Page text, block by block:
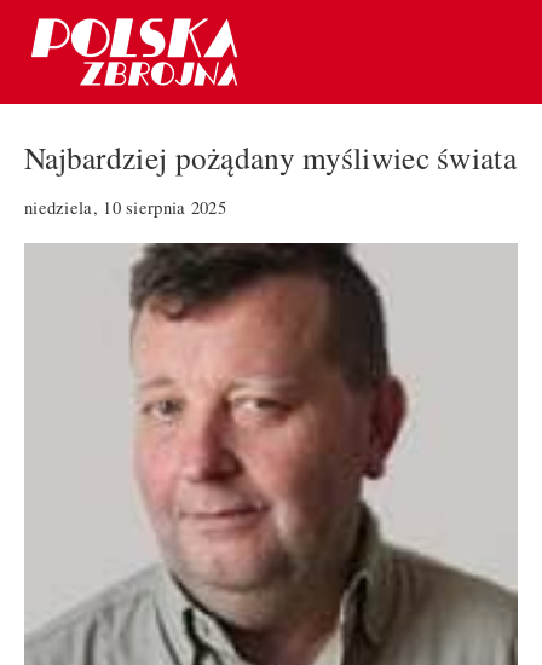
Najbardziej pożądany myśliwiec świata
niedziela, 10 sierpnia 2025